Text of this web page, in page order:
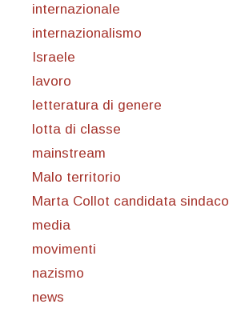
internazionale
internazionalismo
Israele
lavoro
letteratura di genere
lotta di classe
mainstream
Malo territorio
Marta Collot candidata sindaco
media
movimenti
nazismo
news